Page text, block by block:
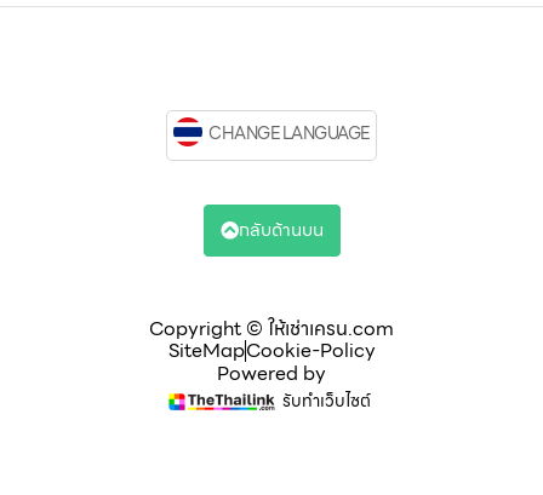
Copyright © ให้เช่าเครน.com
SiteMapCookie-Policy
Powered by
รับทำเว็บไซต์
CHANGE LANGUAGE
กลับด้านบน